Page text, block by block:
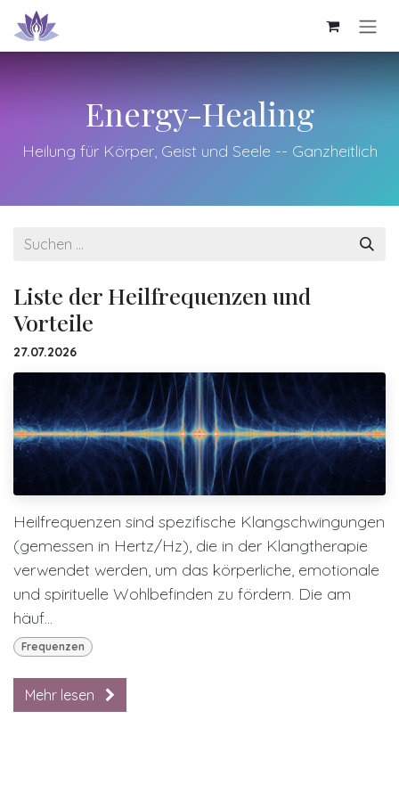
Zum Inhalt springen
Energy-Healing
Heilung für Körper, Geist und Seele -- Ganzheitlich
Liste der Heilfrequenzen und
Vorteile
27.07.2026
Heilfrequenzen sind spezifische Klangschwingungen
(gemessen in Hertz/Hz), die in der Klangtherapie
verwendet werden, um das körperliche, emotionale
und spirituelle Wohlbefinden zu fördern. Die am
häuf...
Frequenzen
Mehr lesen